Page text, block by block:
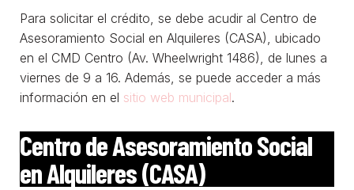
Para solicitar el crédito, se debe acudir al Centro de
Asesoramiento Social en Alquileres (CASA), ubicado
en el CMD Centro (Av. Wheelwright 1486), de lunes a
viernes de 9 a 16. Además, se puede acceder a más
información en el sitio web municipal.
Centro de Asesoramiento Social
en Alquileres (CASA)